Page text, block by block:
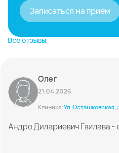
Записаться на приём
Все отзывы
Олег
21.04.2026
Клиника:Ул. Осташковская,
Андро Дилариевич Гвилава